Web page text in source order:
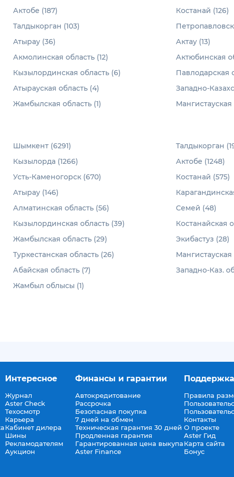
Актобе (187)
Костанай (126)
Талдыкорган (103)
Атырау (36)
Актау (13)
Акмолинская область (12)
Актюбинская
Кызылординская область (6)
Павлодарская
Атырауская область (4)
Западно-
Жамбылская область (1) Мангистауская
Шымкент (6291)
Талдыкорган
Кызылорда (1266)
Актобе (1248)
Усть-Каменогорск (670)
Костанай (575)
Атырау (146)
Алматинская область (56)
Семей (48)
Кызылординская область (39)
Костанайская
Жамбылская область (29)
Экибастуз (28)
Туркестанская область (26)
Мангистауская
Абайская область (7)
Западно-Каз.
Жамбыл облысы (1)
Интересное
Журнал
Aster Check
Техосмотр
Карьера
Кабинет дилера
Шины
Рекламодателям
Аукцион
Финансы и гарантии
Автокредитование
Рассрочка
Безопасная покупка
7 дней на обмен
Техническая гарантия 30 дней
Продленная гарантия
Гарантированная цена выкупа
Aster Finance
Поддержка
Правила
Контакты
О проекте
Aster Гид
Карта сайта
Бонус